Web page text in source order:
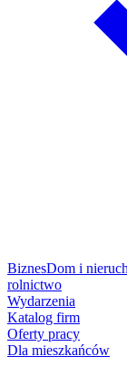
BiznesDom i
rolnictwo
Wydarzenia
Katalog firm
Oferty pracy
Dla mieszkańców